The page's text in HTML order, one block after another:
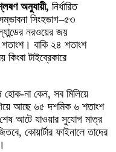
অনুযায়ী, নির্ধারিত
সিংহভাগ–৫৩
নরওয়ের জয়
বাকি ২৪ শতাংশ
টাইব্রেকারে
হোক-না কেন, সব মিলিয়ে
আছে ৬৫ দশমিক ৬ শতাংশ
আটে যাওয়ার সুযোগ মাত্র
কোয়ার্টার ফাইনালে তাদের